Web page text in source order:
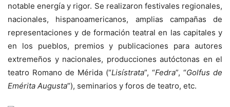
notable energía y rigor. Se realizaron festivales regionales,
nacionales, hispanoamericanos, amplias campañas de
representaciones y de formación teatral en las capitales y
en los pueblos, premios y publicaciones para autores
extremeños y nacionales, producciones autóctonas en el
teatro Romano de Mérida (“Lisístrata”, “Fedra”, “Golfus de
Emérita Augusta”), seminarios y foros de teatro, etc.